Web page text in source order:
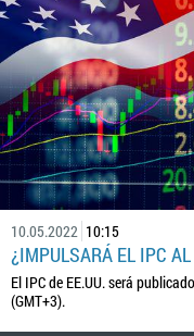
10.05.2022 10:15
¿IMPULSARÁ EL IPC
El IPC de EE.UU. será
(GMT+3).